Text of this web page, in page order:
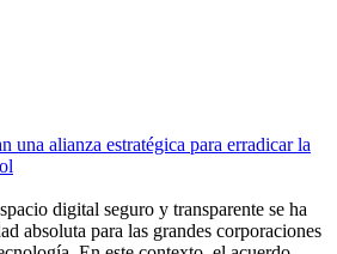
alianza estratégica para erradicar la
digital seguro y transparente se ha
absoluta para las grandes corporaciones